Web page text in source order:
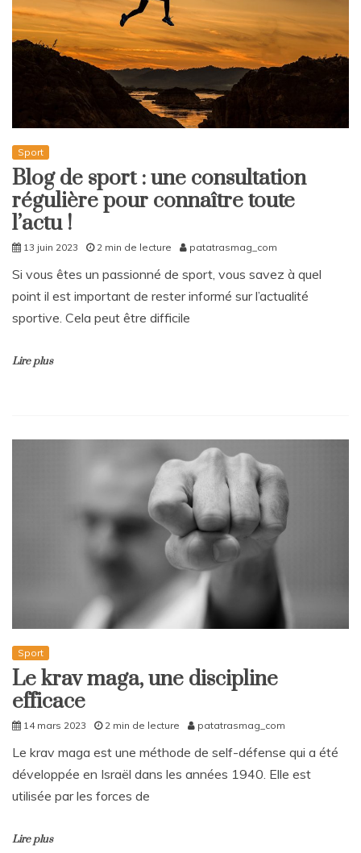
Sport
Blog de sport : une consultation
régulière pour connaître toute
l’actu !
13 juin 2023 2 min de lecture patatrasmag_com
Si vous êtes un passionné de sport, vous savez à quel
point il est important de rester informé sur l’actualité
sportive. Cela peut être difficile
Lire plus
Sport
Le krav maga, une discipline
efficace
14 mars 2023 2 min de lecture patatrasmag_com
Le krav maga est une méthode de self-défense qui a été
développée en Israël dans les années 1940. Elle est
utilisée par les forces de
Lire plus